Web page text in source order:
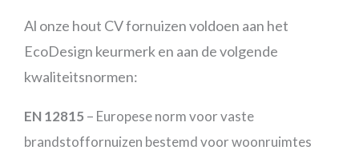
Al onze hout CV fornuizen voldoen aan het
EcoDesign keurmerk en aan de volgende
kwaliteitsnormen:
EN 12815 – Europese norm voor vaste
brandstoffornuizen bestemd voor woonruimtes